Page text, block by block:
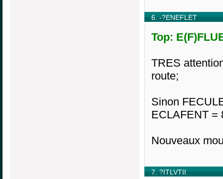
6. -?ENEFLET
Top:
TRES
route;
Sinon
ECLAFENT =
Nouveaux
7. ?ITLVTII